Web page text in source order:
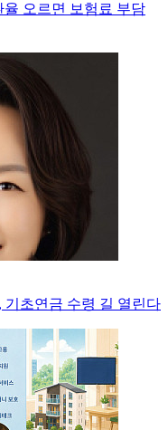
오르면 보험료 부담
기초연금 수령 길 열린다